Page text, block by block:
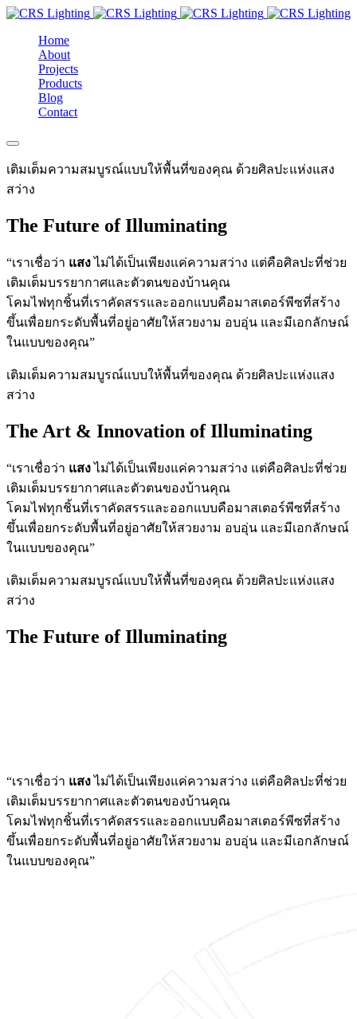
Home
About
Projects
Products
Blog
Contact
เติมเต็มความสมบูรณ์แบบให้พื้นที่ของคุณ ด้วยศิลปะแห่งแสง
สว่าง
The Future of Illuminating
“เราเชื่อว่า แสงไม่ได้เป็นเพียงแค่ความสว่าง แต่คือศิลปะที่ช่วย
เติมเต็มบรรยากาศและตัวตนของบ้านคุณ
โคมไฟทุกชิ้นที่เราคัดสรรและออกแบบคือมาสเตอร์พีซที่สร้าง
ขึ้นเพื่อยกระดับพื้นที่อยู่อาศัยให้สวยงาม อบอุ่น และมีเอกลักษณ์
ในแบบของคุณ”
เติมเต็มความสมบูรณ์แบบให้พื้นที่ของคุณ ด้วยศิลปะแห่งแสง
สว่าง
The Art & Innovation of Illuminating
“เราเชื่อว่า แสงไม่ได้เป็นเพียงแค่ความสว่าง แต่คือศิลปะที่ช่วย
เติมเต็มบรรยากาศและตัวตนของบ้านคุณ
โคมไฟทุกชิ้นที่เราคัดสรรและออกแบบคือมาสเตอร์พีซที่สร้าง
ขึ้นเพื่อยกระดับพื้นที่อยู่อาศัยให้สวยงาม อบอุ่น และมีเอกลักษณ์
ในแบบของคุณ”
เติมเต็มความสมบูรณ์แบบให้พื้นที่ของคุณ ด้วยศิลปะแห่งแสง
สว่าง
The Future of Illuminating
“เราเชื่อว่า แสงไม่ได้เป็นเพียงแค่ความสว่าง แต่คือศิลปะที่ช่วย
เติมเต็มบรรยากาศและตัวตนของบ้านคุณ
โคมไฟทุกชิ้นที่เราคัดสรรและออกแบบคือมาสเตอร์พีซที่สร้าง
ขึ้นเพื่อยกระดับพื้นที่อยู่อาศัยให้สวยงาม อบอุ่น และมีเอกลักษณ์
ในแบบของคุณ”